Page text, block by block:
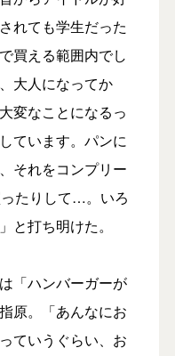
れても学生だった
買える範囲内でし
大人になってか
変なことになるっ
ています。パンに
それをコンプリー
たりして…。いろ
と打ち明けた。
「ハンバーガーが
原。「あんなにお
ていうぐらい、お